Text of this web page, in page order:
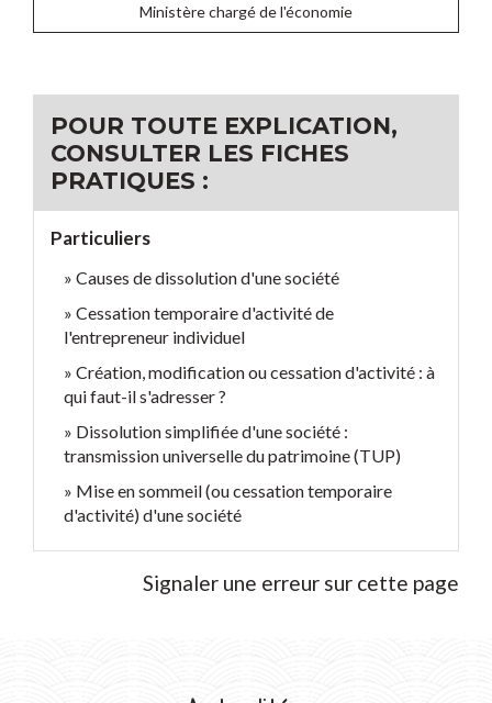
Ministère chargé de l'économie
POUR TOUTE EXPLICATION,
CONSULTER LES FICHES
PRATIQUES :
Particuliers
Causes de dissolution d'une société
Cessation temporaire d'activité de
l'entrepreneur individuel
Création, modification ou cessation d'activité : à
qui faut-il s'adresser ?
Dissolution simplifiée d'une société :
transmission universelle du patrimoine (TUP)
Mise en sommeil (ou cessation temporaire
d'activité) d'une société
Signaler une erreur sur cette page